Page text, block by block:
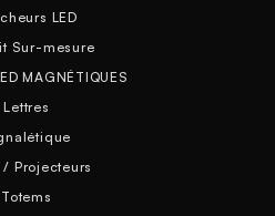
LED
Sur-mesure
MAGNÉTIQUES
Lettres
/ Projecteurs
Totems